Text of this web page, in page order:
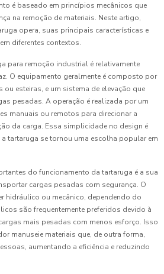
é baseado em princípios mecânicos que
na remoção de materiais. Neste artigo,
opera, suas principais características e
diferentes contextos.
para remoção industrial é relativamente
O equipamento geralmente é composto por
esteiras, e um sistema de elevação que
pesadas. A operação é realizada por um
manuais ou remotos para direcionar a
da carga. Essa simplicidade no design é
tartaruga se tornou uma escolha popular em
do funcionamento da tartaruga é a sua
cargas pesadas com segurança. O
hidráulico ou mecânico, dependendo do
são frequentemente preferidos devido à
mais pesadas com menos esforço. Isso
manuseie materiais que, de outra forma,
aumentando a eficiência e reduzindo